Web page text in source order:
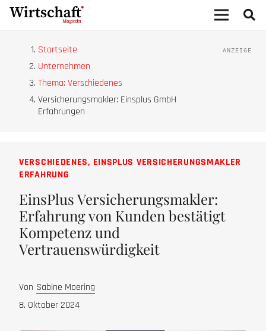
Startseite
Unternehmen
Thema: Verschiedenes
Versicherungsmakler: Einsplus GmbH
Erfahrungen
VERSCHIEDENES, EINSPLUS VERSICHERUNGSMAKLER
ERFAHRUNG
EinsPlus Versicherungsmakler:
Erfahrung von Kunden bestätigt
Kompetenz und
Vertrauenswürdigkeit
Von Sabine Moering
8. Oktober 2024